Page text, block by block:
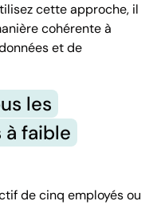
cette approche, il
cohérente à
et de
les
faible
de cinq employés ou